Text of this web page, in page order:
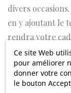
Ce site Web
pour améliorer
donner votre
le bouton
divers
en y ajoutant le
rendra votre
Découvrez
votre choix,
pause café en